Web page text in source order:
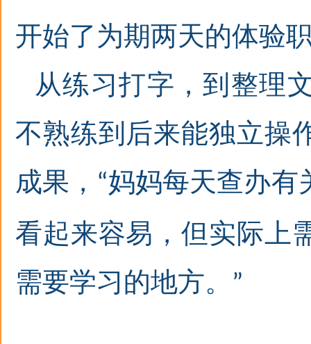
开始了为期两天的体验
从练习打字，到整理
不熟练到后来能独立操
成果， “妈妈每天查办有
看起来容易，但实际上
需要学习的地方。
”